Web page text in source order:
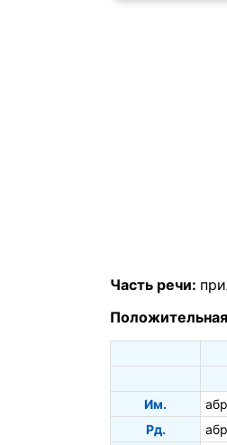
Часть речи:
Им.
Рд.